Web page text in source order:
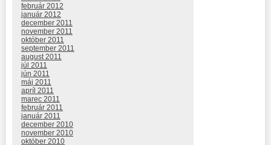
február 2012
január 2012
december 2011
november 2011
október 2011
september 2011
august 2011
júl 2011
jún 2011
máj 2011
apríl 2011
marec 2011
február 2011
január 2011
december 2010
november 2010
október 2010